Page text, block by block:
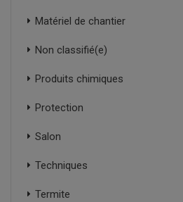
Matériel de chantier
Non classifié(e)
Produits chimiques
Protection
Salon
Techniques
Termite